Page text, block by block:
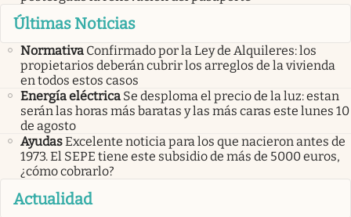
Últimas Noticias
Normativa Confirmado por la Ley de Alquileres: los
propietarios deberán cubrir los arreglos de la vivienda
en todos estos casos
Energía eléctrica Se desploma el precio de la luz: estan
serán las horas más baratas y las más caras este lunes 10
de agosto
AyudasExcelente noticia para los que nacieron antes de
1973. El SEPE tiene este subsidio de más de 5000 euros,
¿cómo cobrarlo?
Actualidad